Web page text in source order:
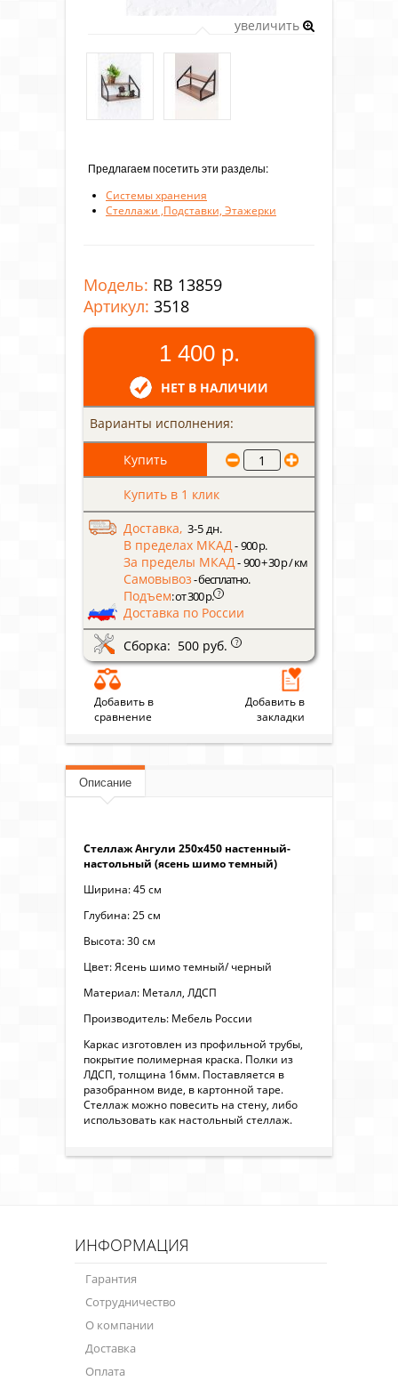
увеличить
Предлагаем посетить эти разделы:
Системы хранения
Стеллажи ,Подставки, Этажерки
Модель: RB 13859
Артикул: 3518
1 400 р.
НЕТ В НАЛИЧИИ
Варианты исполнения:
Купить в 1 клик
Доставка, 3-5 дн.
В пределах МКАД- 900 р.
За пределы МКАД- 900 + 30 р / км
Самовывоз- бесплатно.
Подъем: от 300 р. ?
Доставка по России
Сборка: 500 руб.
?
Добавить в
сравнение
Добавить в
закладки
Описание
Стеллаж Ангули 250х450 настенный-
настольный (ясень шимо темный)
Ширина: 45 см
Глубина: 25 см
Высота: 30 см
Цвет: Ясень шимо темный/ черный
Материал: Металл, ЛДСП
Производитель: Мебель России
Каркас изготовлен из профильной трубы,
покрытие полимерная краска. Полки из
ЛДСП, толщина 16мм. Поставляется в
разобранном виде, в картонной таре.
Стеллаж можно повесить на стену, либо
использовать как настольный стеллаж.
ИНФОРМАЦИЯ
Гарантия
Сотрудничество
О компании
Доставка
Оплата